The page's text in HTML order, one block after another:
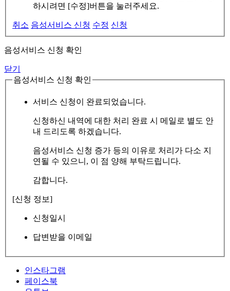
하시려면 [수정]버튼을 눌러주세요.
취소 음성서비스 신청 수정 신청
음성서비스 신청 확인
닫기
음성서비스 신청 확인
서비스 신청이 완료되었습니다.
신청하신 내역에 대한 처리 완료 시 메일로 별도 안
내 드리도록 하겠습니다.
음성서비스 신청 증가 등의 이유로 처리가 다소 지
연될 수 있으니, 이 점 양해 부탁드립니다.
감합니다.
[신청 정보]
신청일시
답변받을 이메일
인스타그램
페이스북